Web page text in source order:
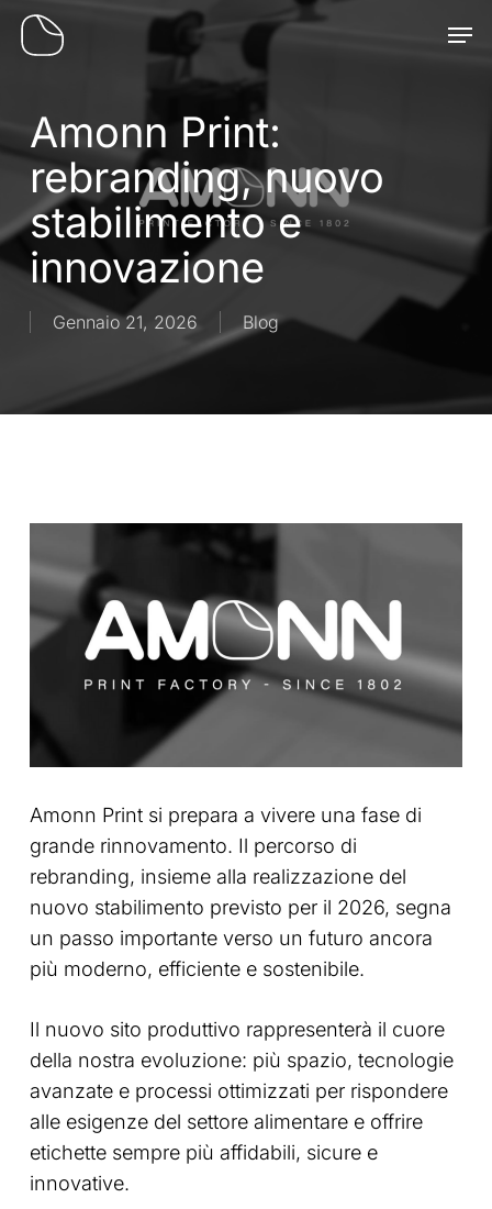
Skip
Amonn Print:
rebranding, nuovo
stabilimento e
innovazione
Gennaio 21, 2026 Blog
Amonn Print si prepara a vivere una fase di
grande rinnovamento. Il percorso di
rebranding, insieme alla realizzazione del
nuovo stabilimento previsto per il 2026, segna
un passo importante verso un futuro ancora
più moderno, efficiente e sostenibile.
Il nuovo sito produttivo rappresenterà il cuore
della nostra evoluzione: più spazio, tecnologie
avanzate e processi ottimizzati per rispondere
alle esigenze del settore alimentare e offrire
etichette sempre più affidabili, sicure e
innovative.